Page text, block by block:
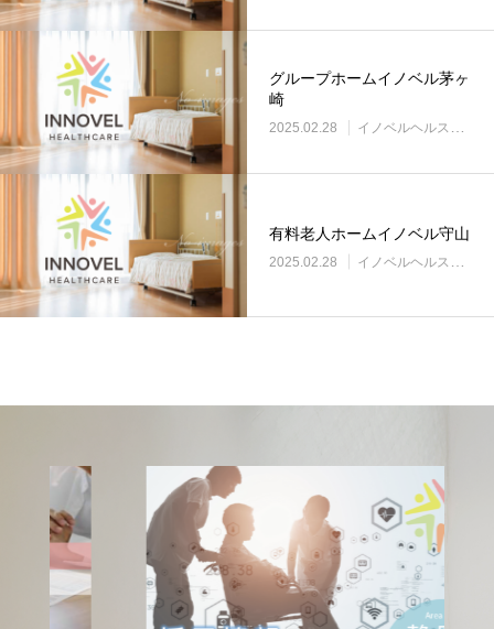
グループホームイノベル茅ヶ
崎
2025.02.28 イノベルヘルスケア事業所
有料老人ホームイノベル守山
2025.02.28 イノベルヘルスケア事業所